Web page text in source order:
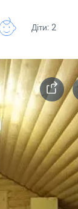
Діти: 2